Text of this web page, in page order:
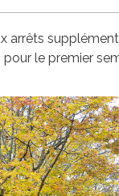
pour le premier